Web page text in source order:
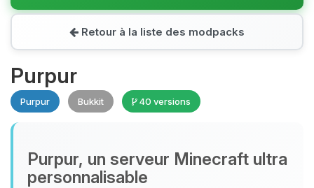
Retour à la liste des modpacks
Purpur
Purpur Bukkit 40 versions
Purpur, un serveur Minecraft ultra
personnalisable